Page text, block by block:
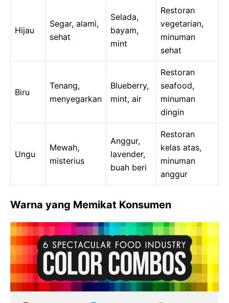
Hijau
Segar, alami,
sehat
Selada,
bayam,
mint
Restoran
vegetarian,
minuman
sehat
Biru
Tenang,
menyegarkan
Blueberry,
mint, air
Restoran
seafood,
minuman
dingin
Ungu
Mewah,
misterius
Anggur,
lavender,
buah beri
Restoran
kelas atas,
minuman
anggur
Warna yang Memikat Konsumen